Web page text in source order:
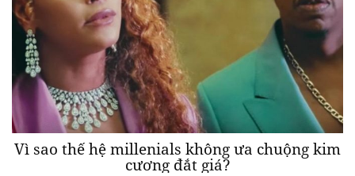
Vì sao thế hệ millenials không ưa chuộng kim
cương đắt giá?